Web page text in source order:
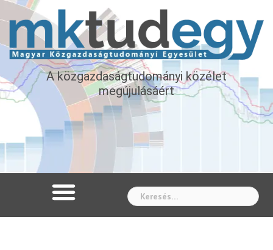
A közgazdaságtudományi közélet
megújulásáért